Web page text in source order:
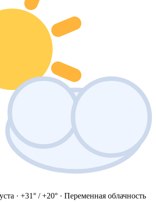
· +31° / +20° · Переменная облачность